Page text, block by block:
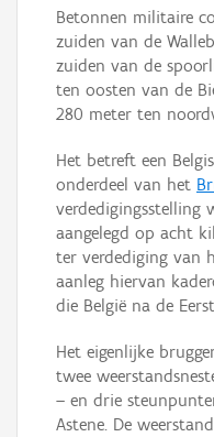
Betonnen militaire
zuiden van de
zuiden van de
ten oosten van de
280 meter ten
Het betreft een
onderdeel van het
verdedigingsstelling
aangelegd op acht
ter verdediging van
aanleg hiervan
die België na de
Het eigenlijke
twee
– en drie
Astene. De